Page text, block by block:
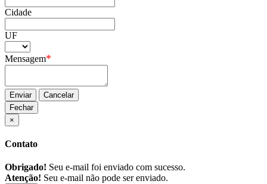
Cidade
UF
Mensagem*
Enviar
Cancelar
Fechar
×
Contato
Obrigado! Seu e-mail foi enviado com sucesso.
Atenção! Seu e-mail não pode ser enviado.